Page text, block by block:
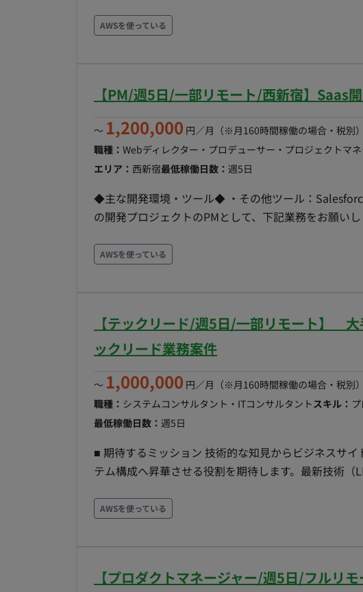
(GCP) などの主要クラウドプロバイダーを活用した
需（事業に影響を与えない）できる、インフラのア
ームを新規に立ち上げ、育成する。 - システムの信頼
(継続的インテグレーション/継続的デリバリー) パイ
ントの自動化、テストの効率化、リードタイムの短縮
献。 コスト最適化とガバナンス - クラウドインフラのコスト管理と最適化、およびクラウドセキュ
リティに関するポリシー策定とガバナンス強化を推進。 技術選定と導入 - 最新のクラウド技術やツ
ールを評価・選定し、DX推進に最適なソリューションを積極的に導入。
テムインフラチーム（エンジニア、ネットワーク管
チームのパフォーマンス管理および目標設定、クロ
進。 セキュリティとコンプライアンス - 顧客データ保護（GDPR、個人情報保護法など）および
- セカンドパーティーベンダー（ディストリビュー
ティベンダー（クラウドプロバイダー、ハードウェ
管理。 - Microsoft 365 (M365)、Google Workspace
ションツールやコミュニケーションプラットフォー
ド、利用促進と生産性向上を図る。 - 店舗・本部に
の従業員配布デバイスの選定、導入、ライフサイクル
(Mobile Device Management) / UEM (Unified
関連するハードウェア、ソフトウェアの包括的なIT
- 全国約1,600店舗と本部拠点におけるWi-Fi環境、イ
AWSを使っている
【PM/週5日/一部リモート/西新宿】Saas
〜 1,200,000 円／月 （※月160時間稼働の場合・税別）
職種： Webディレクター・プロデューサー・プロジェクトマ
エリア： 西新宿最低稼働日数： 週5日
◆主な開発環境・ツール◆ ・その他ツール：Salesforce・Hubspot 【業務内容
の開発プロジェクトのPMとして、下記業務をお願いします。 ・ステークホルダーとの
要件定義 ・プロジェクト計画の作成 ・スケジュー,
シリテーション ・課題管理, 変更管理 【就業形態について】 対面でのコミュニケーションを重視し
件を希望の方のご紹介はお控えください。
AWSを使っている
【テックリード/週5日/一部リモート】
ックリード業務案件
〜 1,000,000 円／月 （※月160時間稼働の場合・税別）
職種： システムコンサルタント・ITコンサルタントスキル：
最低稼働日数： 週5日
■ 期待するミッション 技術的な知見からビジネスサ
テム構成へ昇華させる役割を期待します。最新技術
システムとしての品質を担保し、プロジェクトを成功
務内容・担当工程 【要件定義・設計・実装】 大手銀
の業務を推進していただきます。 ・顧客課題に基づ
GCP インフラ：AWS, GCP ■ 働き方 ・
AWSを使っている
【プロダクトマネージャー/週5日/フルリ